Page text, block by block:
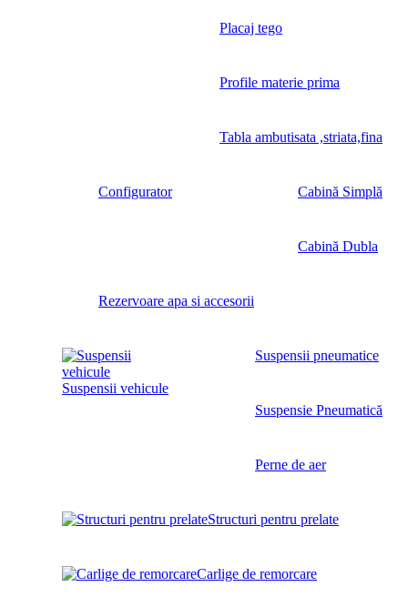
Placaj tego
Profile materie prima
Tabla ambutisata ,striata,fina
Configurator Cabină Simplă
Cabină Dubla
Rezervoare apa si accesorii
Suspensii vehicule
Suspensii pneumatice
Suspensie Pneumatică
Perne de aer
Structuri pentru prelate
Carlige de remorcare